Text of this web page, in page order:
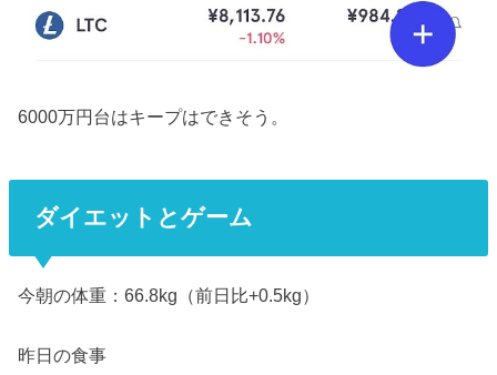
6000万円台はキープはできそう。
ダイエットとゲーム
今朝の体重：66.8kg（前日比+0.5kg）
昨日の食事